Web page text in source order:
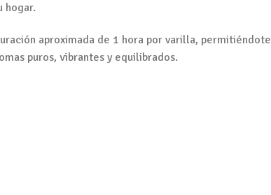
hogar.
aproximada de 1 hora por varilla, permitiéndote
puros, vibrantes y equilibrados.